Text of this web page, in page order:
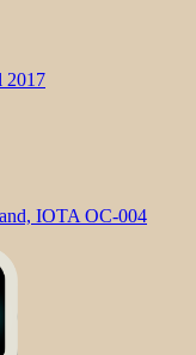
2017
IOTA OC-004